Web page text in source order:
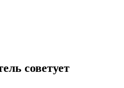
советует